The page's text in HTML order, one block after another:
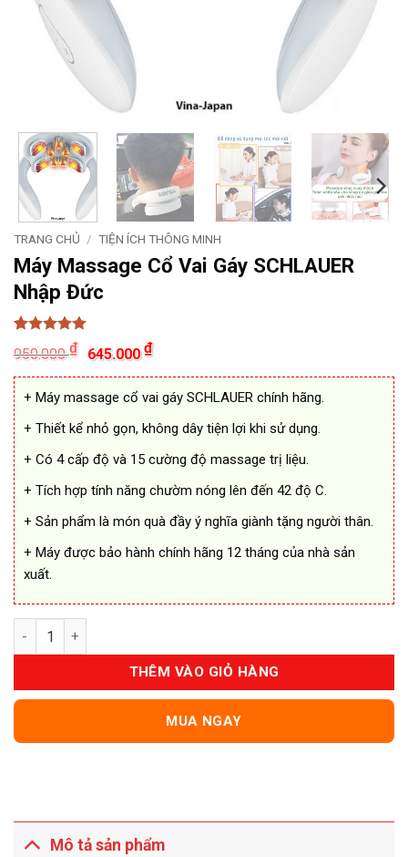
TRANG CHỦ / TIỆN ÍCH THÔNG MINH
Máy Massage Cổ Vai Gáy SCHLAUER
Nhập Đức
5 trên 5
dựa trên
10
đánh giá
950.000₫
Giá
gốc
là:
950.000 ₫.
645.000₫Giá
hiện
tại
là:
645.000 ₫.
+ Máy massage cổ vai gáy SCHLAUER chính hãng.
+ Thiết kể nhỏ gọn, không dây tiện lợi khi sử dụng.
+ Có 4 cấp độ và 15 cường độ massage trị liệu.
+ Tích hợp tính năng chườm nóng lên đến 42 độ C.
+ Sản phẩm là món quà đầy ý nghĩa giành tặng người thân.
+ Máy được bảo hành chính hãng 12 tháng của nhà sản
xuất.
Máy Massage Cổ Vai Gáy SCHLAUER Nhập Đức số lượng
THÊM VÀO GIỎ HÀNG
MUA NGAY
Mô tả sản phẩm